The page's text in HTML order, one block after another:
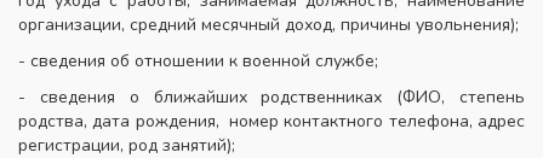
организации, средний месячный доход, причины увольнения);
- сведения об отношении к военной службе;
- сведения о ближайших родственниках (ФИО, степень
родства, дата рождения, номер контактного телефона, адрес
регистрации, род занятий);